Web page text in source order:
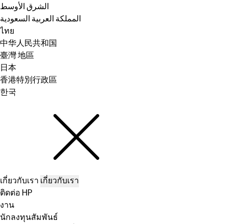
الشرق الأوسط
المملكة العربية السعودية
ไทย
中华人民共和国
臺灣 地區
日本
香港特別行政區
한국
เกี่ยวกับเรา เกี่ยวกับเรา
ติดต่อ HP
งาน
นักลงทุนสัมพันธ์